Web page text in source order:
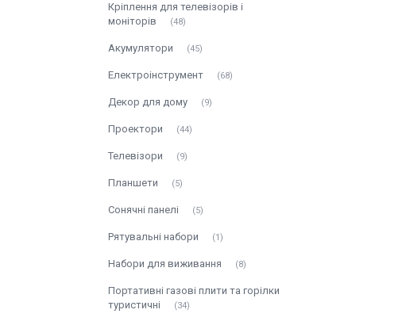
Кріплення для телевізорів і
моніторів
48
Акумулятори 45
Електроінструмент 68
Декор для дому 9
Проектори 44
Телевізори 9
Планшети 5
Сонячні панелі 5
Рятувальні набори 1
Набори для виживання 8
Портативні газові плити та горілки
туристичні
34